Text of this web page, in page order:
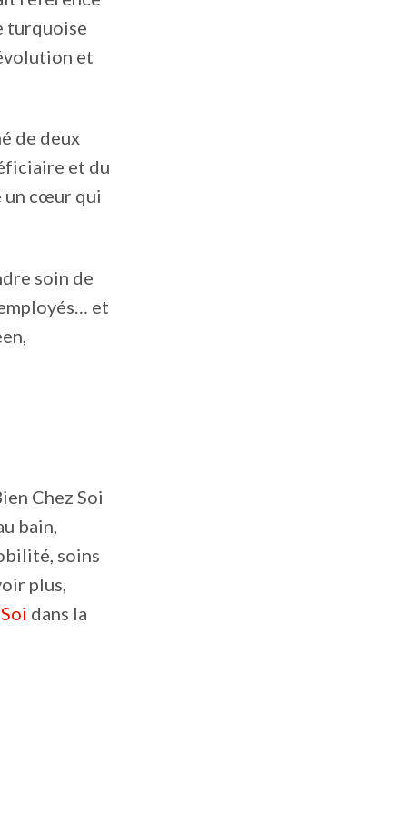
turquoise
et
de deux
et du
un cœur qui
soin de
et
Chez Soi
bain,
soins
plus,
dans la